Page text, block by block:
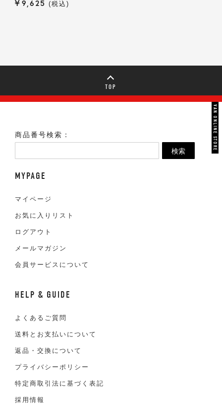
¥ 9,625 税込
TOP
商品番号検索：
検索
MYPAGE
マイページ
お気に入りリスト
ログアウト
メールマガジン
会員サービスについて
HELP & GUIDE
よくあるご質問
送料とお支払いについて
返品・交換について
プライバシーポリシー
特定商取引法に基づく表記
採用情報
VAN ONLINE STORE